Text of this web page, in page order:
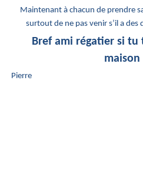
Maintenant à chacun de prendre
surtout de ne pas venir s’il a des
Bref ami régatier si tu
Pierre